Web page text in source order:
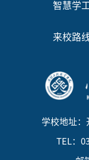
智慧学
来校路
学校地址：
TEL：